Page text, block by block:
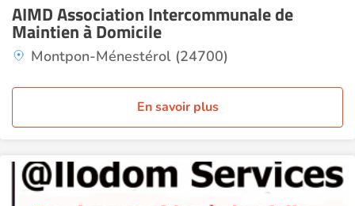
AIMD Association Intercommunale de
Maintien à Domicile
Montpon-Ménestérol (24700)
En savoir plus